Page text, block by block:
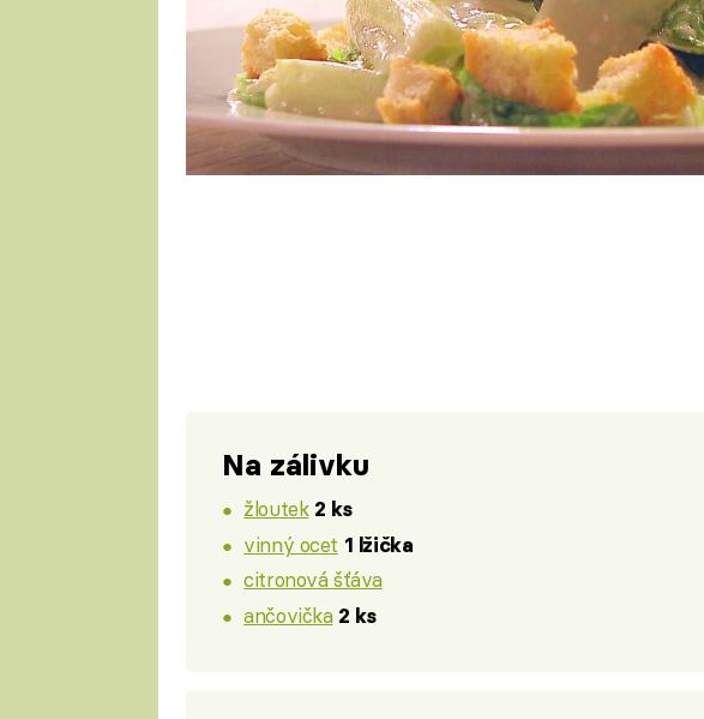
Na zálivku
žloutek 2 ks
vinný ocet 1 lžička
citronová šťáva
ančovička 2 ks